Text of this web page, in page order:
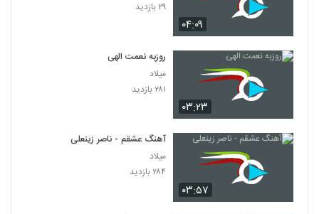
۰۴:۰۹
۲۹ بازدید
۰۳:۲۳
روزبه نعمت الهی
میلاد
۲۸۱ بازدید
۰۳:۵۷
آهنگ عشقم - ناصر زینعلی
میلاد
۲۸۴ بازدید